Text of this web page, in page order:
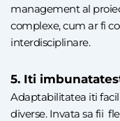
management al
complexe, cum ar fi
interdisciplinare.
5. Iti
Adaptabilitatea iti
diverse. Invata sa fii